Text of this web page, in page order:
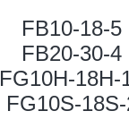
FB10-18-5
FB20-30-4
FG10H-18H-
FG10S-